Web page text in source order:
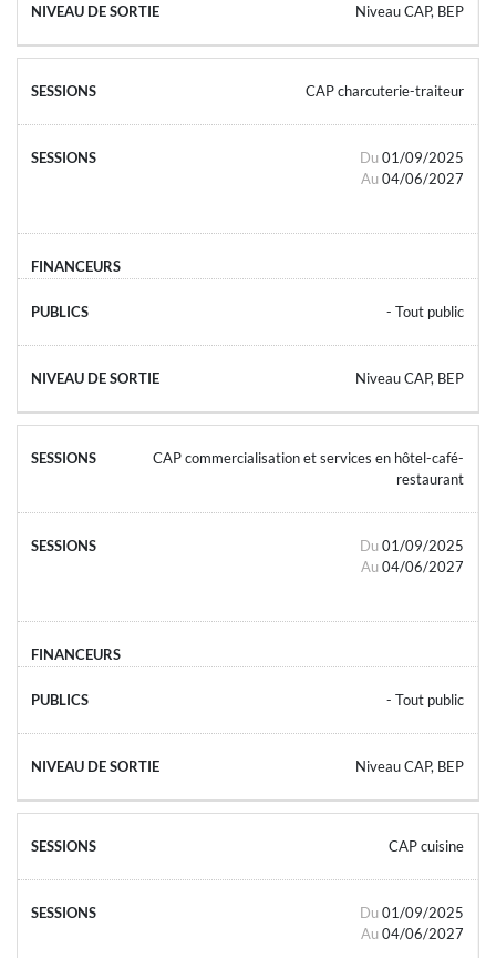
Niveau CAP, BEP
CAP charcuterie-traiteur
Du 01/09/2025
Au 04/06/2027
- Tout public
Niveau CAP, BEP
CAP commercialisation et services en hôtel-café-
restaurant
Du 01/09/2025
Au 04/06/2027
- Tout public
Niveau CAP, BEP
CAP cuisine
Du 01/09/2025
Au 04/06/2027